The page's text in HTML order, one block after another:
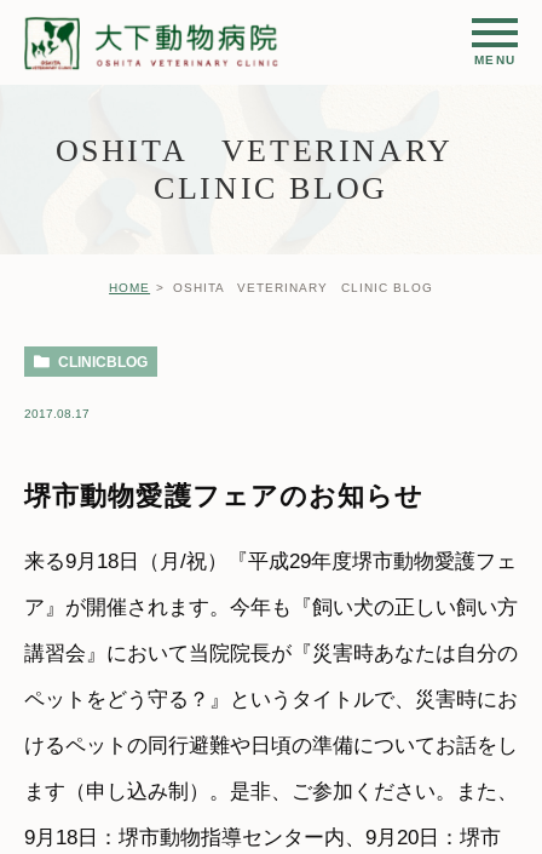
OSHITA VETERINARY
CLINIC BLOG
HOME OSHITA VETERINARY CLINIC BLOG
CLINICBLOG
2017.08.17
堺市動物愛護フェアのお知らせ
来る9月18日（月/祝）『平成29年度堺市動物愛護フェ
ア』が開催されます。今年も『飼い犬の正しい飼い方
講習会』において当院院長が『災害時あなたは自分の
ペットをどう守る？』というタイトルで、災害時にお
けるペットの同行避難や日頃の準備についてお話をし
ます（申し込み制）。是非、ご参加ください。また、
9月18日：堺市動物指導センター内、9月20日：堺市